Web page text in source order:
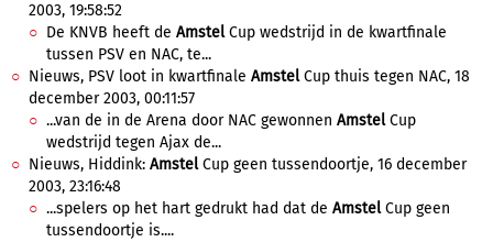
2003, 19:58:52
De KNVB heeft de AmstelCup wedstrijd in de kwartfinale
tussen PSV en NAC, te...
Nieuws, PSV loot in kwartfinale AmstelCup thuis tegen NAC, 18
december 2003, 00:11:57
...van de in de Arena door NAC gewonnen AmstelCup
wedstrijd tegen Ajax de...
Nieuws, Hiddink: AmstelCup geen tussendoortje, 16 december
2003, 23:16:48
...spelers op het hart gedrukt had dat de AmstelCup geen
tussendoortje is....